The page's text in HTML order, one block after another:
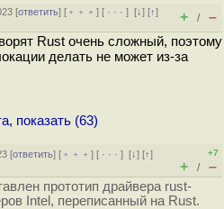
[ответить] [ ﹢﹢﹢] [ · · ·][↓] [↑]
+ / –
Rust очень сложный, поэтому
делать не может из-за
показать (63)
[ответить] [ ﹢﹢﹢] [ · · ·][↓] [↑]
+7
+ / –
прототип драйвера rust-
Intel, переписанный на Rust.